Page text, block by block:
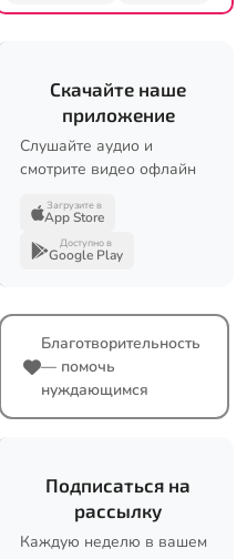
Скачайте наше
приложение
Слушайте аудио и
смотрите видео офлайн
Загрузите в
App Store
Доступно в
Google Play
Благотворительность
— помочь
нуждающимся
Подписаться на
рассылку
Каждую неделю в вашем